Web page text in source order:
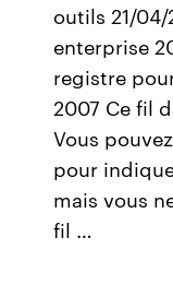
outils 21/
enterprise
registre
2007 Ce fil
Vous
pour
mais vous
fil …